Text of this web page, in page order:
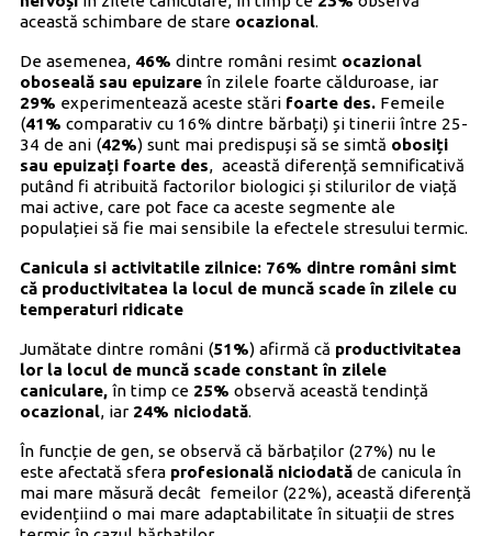
această schimbare de stare ocazional.
De asemenea, 46% dintre români resimt ocazional
oboseală sau epuizareîn zilele foarte călduroase, iar
29% experimentează aceste stări foarte des. Femeile
(41% comparativ cu 16% dintre bărbați) și tinerii între 25-
34 de ani (42%) sunt mai predispuși să se simtă obosiți
sau epuizați foarte des, această diferență semnificativă
putând fi atribuită factorilor biologici și stilurilor de viață
mai active, care pot face ca aceste segmente ale
populației să fie mai sensibile la efectele stresului termic.
Canicula si activitatile zilnice: 76% dintre români simt
că productivitatea la locul de muncă scade în zilele cu
temperaturi ridicate
Jumătate dintre români (51%) afirmă că productivitatea
lor la locul de muncă scade constant în zilele
caniculare,în timp ce 25% observă această tendință
ocazional, iar 24% niciodată.
În funcție de gen, se observă că bărbaților (27%) nu le
este afectată sferaprofesională niciodatăde canicula în
mai mare măsură decât femeilor (22%), această diferență
evidențiind o mai mare adaptabilitate în situații de stres